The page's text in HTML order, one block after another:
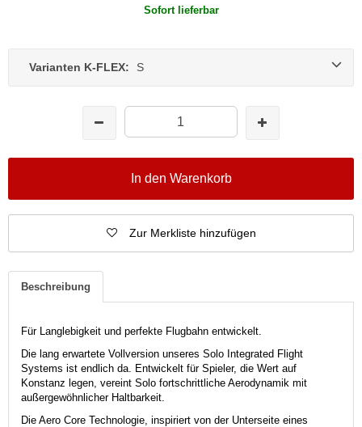
Sofort lieferbar
Varianten K-FLEX: S
In den Warenkorb
Zur Merkliste hinzufügen
Beschreibung
Für Langlebigkeit und perfekte Flugbahn entwickelt.
Die lang erwartete Vollversion unseres Solo Integrated Flight
Systems ist endlich da. Entwickelt für Spieler, die Wert auf
Konstanz legen, vereint Solo fortschrittliche Aerodynamik mit
außergewöhnlicher Haltbarkeit.
Die Aero Core Technologie, inspiriert von der Unterseite eines